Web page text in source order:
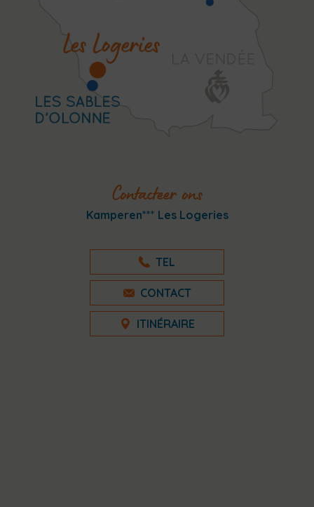
Contacteer ons
Kamperen*** Les Logeries
TEL
CONTACT
ITINÉRAIRE